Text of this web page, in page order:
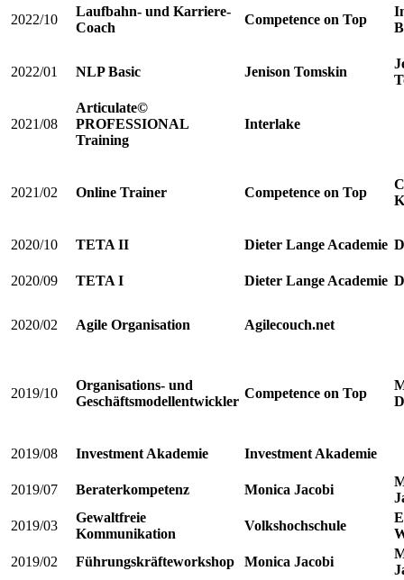
2022/10
Laufbahn- und Karriere-
Coach
Competence on Top
2022/01 NLP Basic Jenison Tomskin
2021/08
Articulate©
PROFESSIONAL
Training
Interlake
2021/02 Online Trainer Competence on Top
2020/10 TETA II Dieter Lange Academie
2020/09 TETA I Dieter Lange Academie
2020/02 Agile Organisation Agilecouch.net
2019/10
Organisations- und
Geschäftsmodellentwickler
Competence on Top
2019/08 Investment Akademie Investment Akademie
2019/07 Beraterkompetenz Monica Jacobi
2019/03
Gewaltfreie
Kommunikation
Volkshochschule
2019/02
Führungskräfteworkshop Monica Jacobi